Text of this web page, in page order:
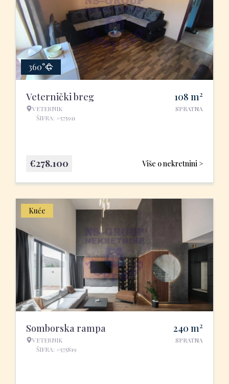
360°
Veternički breg
VETERNIK
ŠIFRA: #575911
108 m2
SPRATNA
Više o nekretnini >
€278.100
Kuće
Somborska rampa
VETERNIK
ŠIFRA: #575819
240 m2
SPRATNA